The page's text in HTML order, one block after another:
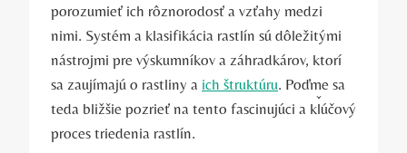
porozumieť ich rôznorodosť a vzťahy medzi
nimi. Systém a klasifikácia rastlín sú dôležitými
nástrojmi pre výskumníkov a záhradkárov, ktorí
sa zaujímajú o rastliny a ich štruktúru. Poďme sa
teda bližšie pozrieť na tento fascinujúci a kľúčový
proces triedenia rastlín.